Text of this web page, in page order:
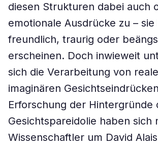
diesen Strukturen dabei auch
emotionale Ausdrücke zu –
freundlich, traurig oder
erscheinen. Doch inwieweit
sich die Verarbeitung von
imaginären
Erforschung der Hintergründe
Gesichtspareidolie haben sich
Wissenschaftler um David